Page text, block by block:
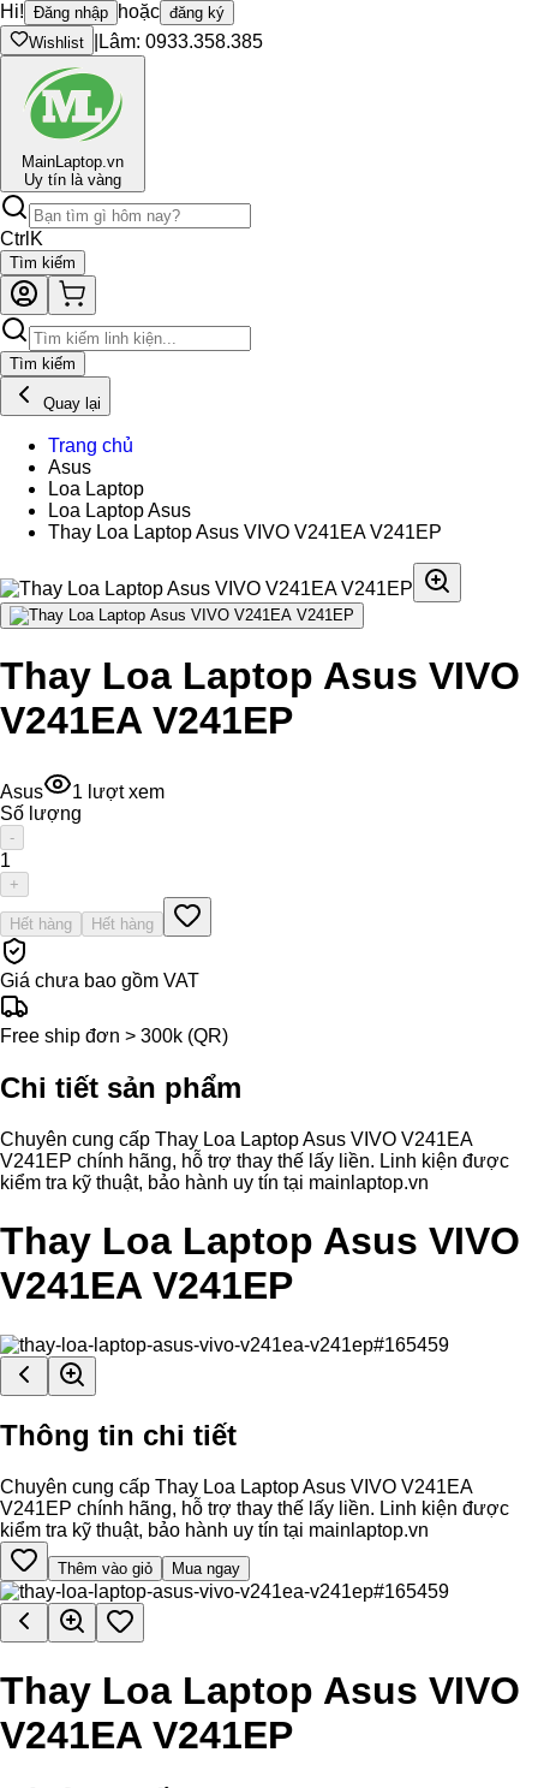
Hi! Đăng nhập hoặc đăng ký
Wishlist
Lâm: 0933.358.385
MainLaptop.vn
Uy tín là vàng
Ctrl K
Tìm kiếm
Tìm kiếm
Quay lại
Trang chủ
Asus
Loa Laptop
Loa Laptop Asus
Thay Loa Laptop Asus VIVO V241EA V241EP
Thay Loa Laptop Asus VIVO
V241EA V241EP
Asus 1 lượt xem
Số lượng
-
1
+
Hết hàng Hết hàng
Giá chưa bao gồm VAT
Free ship đơn > 300k (QR)
Chi tiết sản phẩm
Chuyên cung cấp Thay Loa Laptop Asus VIVO V241EA
V241EP chính hãng, hỗ trợ thay thế lấy liền. Linh kiện được
kiểm tra kỹ thuật, bảo hành uy tín tại mainlaptop.vn
Thay Loa Laptop Asus VIVO
V241EA V241EP
Thông tin chi tiết
Chuyên cung cấp Thay Loa Laptop Asus VIVO V241EA
V241EP chính hãng, hỗ trợ thay thế lấy liền. Linh kiện được
kiểm tra kỹ thuật, bảo hành uy tín tại mainlaptop.vn
Thêm vào giỏ Mua ngay
Thay Loa Laptop Asus VIVO
V241EA V241EP